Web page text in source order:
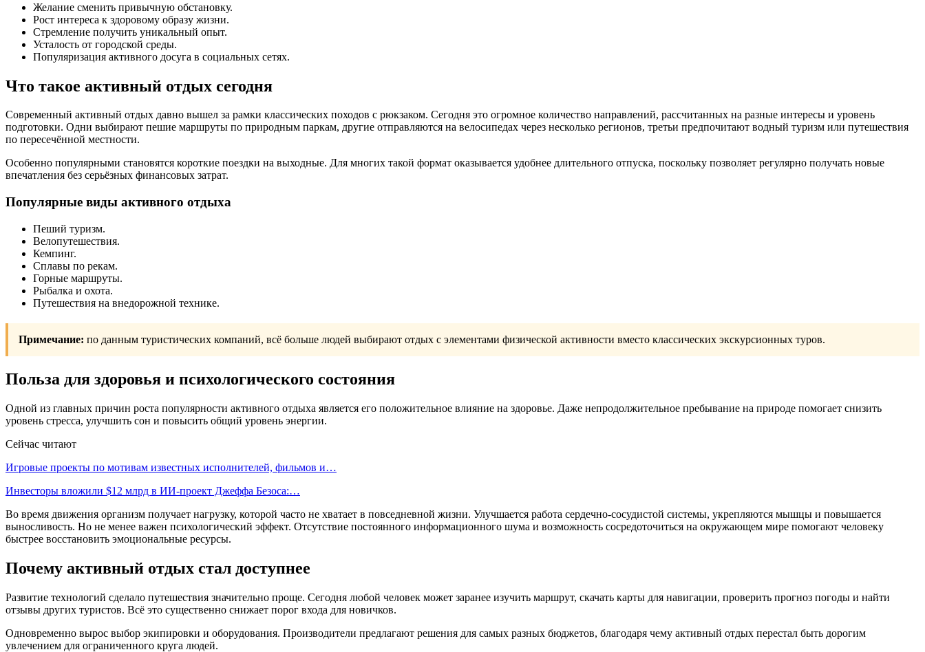
Желание сменить привычную обстановку.
Рост интереса к здоровому образу жизни.
Стремление получить уникальный опыт.
Усталость от городской среды.
Популяризация активного досуга в социальных сетях.
Что такое активный отдых сегодня
Современный активный отдых давно вышел за рамки классических походов с рюкзаком. Сегодня это огромное количество направлений, рассчитанных на разные интересы и уровень
подготовки. Одни выбирают пешие маршруты по природным паркам, другие отправляются на велосипедах через несколько регионов, третьи предпочитают водный туризм или путешествия
по пересечённой местности.
Особенно популярными становятся короткие поездки на выходные. Для многих такой формат оказывается удобнее длительного отпуска, поскольку позволяет регулярно получать новые
впечатления без серьёзных финансовых затрат.
Популярные виды активного отдыха
Пеший туризм.
Велопутешествия.
Кемпинг.
Сплавы по рекам.
Горные маршруты.
Рыбалка и охота.
Путешествия на внедорожной технике.
Примечание: по данным туристических компаний, всё больше людей выбирают отдых с элементами физической активности вместо классических экскурсионных туров.
Польза для здоровья и психологического состояния
Одной из главных причин роста популярности активного отдыха является его положительное влияние на здоровье. Даже непродолжительное пребывание на природе помогает снизить
уровень стресса, улучшить сон и повысить общий уровень энергии.
Сейчас читают
Игровые проекты по мотивам известных исполнителей, фильмов и…
Инвесторы вложили $12 млрд в ИИ-проект Джеффа Безоса:…
Во время движения организм получает нагрузку, которой часто не хватает в повседневной жизни. Улучшается работа сердечно-сосудистой системы, укрепляются мышцы и повышается
выносливость. Но не менее важен психологический эффект. Отсутствие постоянного информационного шума и возможность сосредоточиться на окружающем мире помогают человеку
быстрее восстановить эмоциональные ресурсы.
Почему активный отдых стал доступнее
Развитие технологий сделало путешествия значительно проще. Сегодня любой человек может заранее изучить маршрут, скачать карты для навигации, проверить прогноз погоды и найти
отзывы других туристов. Всё это существенно снижает порог входа для новичков.
Одновременно вырос выбор экипировки и оборудования. Производители предлагают решения для самых разных бюджетов, благодаря чему активный отдых перестал быть дорогим
увлечением для ограниченного круга людей.